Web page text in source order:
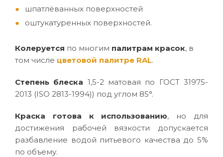
шпатлёванных поверхностей
оштукатуренных поверхностей.
Колеруется по многим палитрам красок, в
том числе цветовой палитре RAL.
Степень блеска 1,5-2 матовая по ГОСТ 31975-
2013 (ISO 2813-1994)) под углом 85°.
Краска готова к использованию, но для
достижения рабочей вязкости допускается
разбавление водой питьевого качества до 5%
по объему.